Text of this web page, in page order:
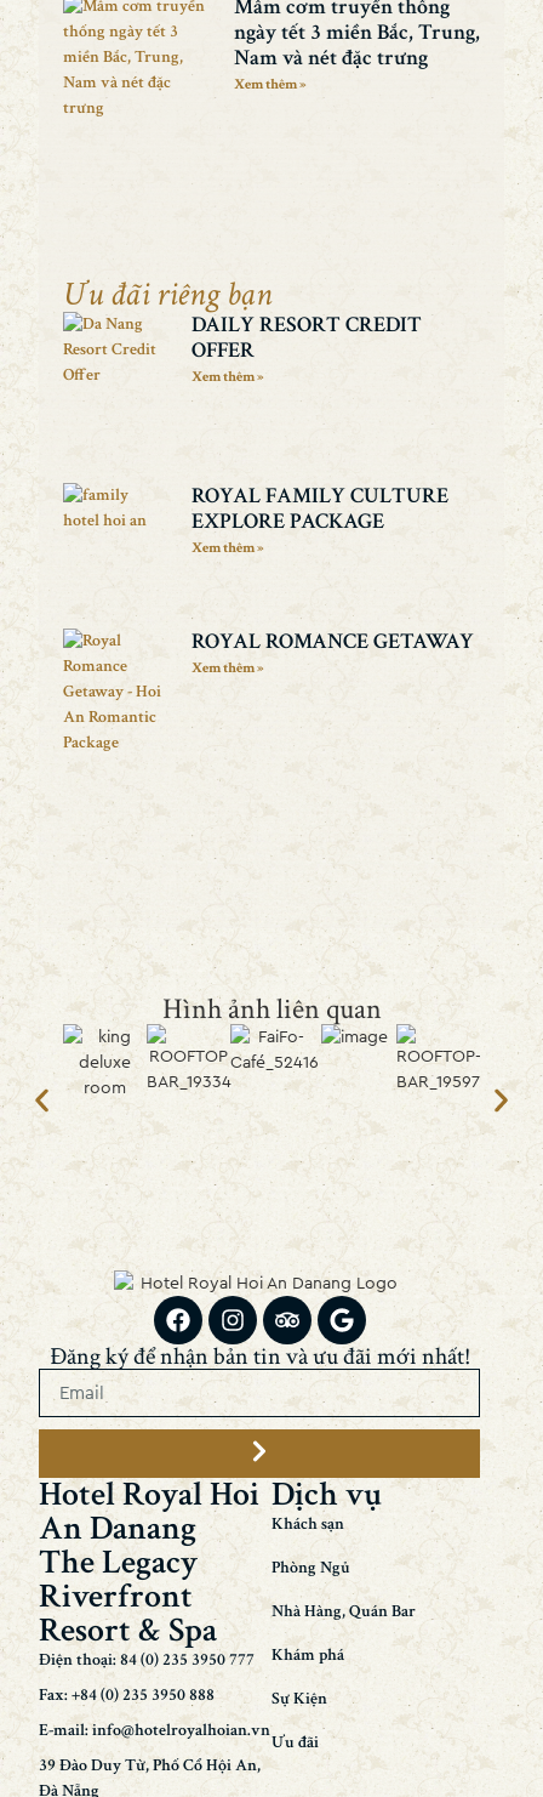
Mâm cơm truyền thống
ngày tết 3 miền Bắc, Trung,
Nam và nét đặc trưng
Xem thêm »
Ưu đãi riêng bạn
DAILY RESORT CREDIT
OFFER
Xem thêm »
ROYAL FAMILY CULTURE
EXPLORE PACKAGE
Xem thêm »
ROYAL ROMANCE GETAWAY
Xem thêm »
Hình ảnh liên quan
Đăng ký để nhận bản tin và ưu đãi mới nhất!
Hotel Royal Hoi
An Danang
The Legacy
Riverfront
Resort & Spa
Điện thoại: 84 (0) 235 3950 777
Fax: +84 (0) 235 3950 888
E-mail: info@hotelroyalhoian.vn
39 Đào Duy Từ, Phố Cổ Hội An,
Đà Nẵng
Dịch vụ
Khách sạn
Phòng Ngủ
Nhà Hàng, Quán Bar
Khám phá
Sự Kiện
Ưu đãi